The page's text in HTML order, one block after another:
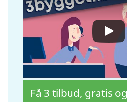
Få 3 tilbud, gratis og